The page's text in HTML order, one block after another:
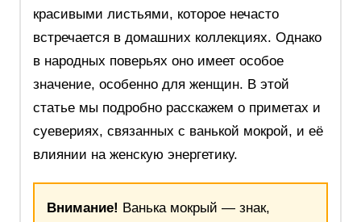
красивыми листьями, которое нечасто
встречается в домашних коллекциях. Однако
в народных поверьях оно имеет особое
значение, особенно для женщин. В этой
статье мы подробно расскажем о приметах и
суевериях, связанных с ванькой мокрой, и её
влиянии на женскую энергетику.
Внимание! Ванька мокрый — знак,